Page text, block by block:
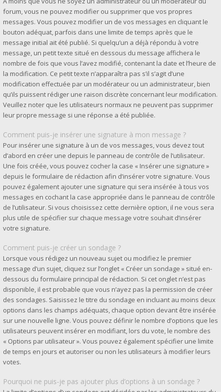
forum, vous ne pouvez modifier ou supprimer que vos propres
messages. Vous pouvez modifier un de vos messages en cliquant le
bouton adéquat, parfois dans une limite de temps après que le
message initial ait été publié. Si quelqu’un a déjà répondu à votre
message, un petit texte situé en dessous du message affichera le
nombre de fois que vous l’avez modifié, contenant la date et l’heure de
la modification. Ce petit texte n’apparaîtra pas s’il s’agit d’une
modification effectuée par un modérateur ou un administrateur, bien
qu’ils puissent rédiger une raison discrète concernant leur modification.
Veuillez noter que les utilisateurs normaux ne peuvent pas supprimer
leur propre message si une réponse a été publiée.
Comment puis-je insérer une signature à mon message ?
Pour insérer une signature à un de vos messages, vous devez tout
d’abord en créer une depuis le panneau de contrôle de l’utilisateur.
Une fois créée, vous pouvez cocher la case « Insérer une signature »
depuis le formulaire de rédaction afin d’insérer votre signature. Vous
pouvez également ajouter une signature qui sera insérée à tous vos
messages en cochant la case appropriée dans le panneau de contrôle
de l’utilisateur. Si vous choisissez cette dernière option, il ne vous sera
plus utile de spécifier sur chaque message votre souhait d’insérer
votre signature.
Comment puis-je créer un sondage ?
Lorsque vous rédigez un nouveau sujet ou modifiez le premier
message d’un sujet, cliquez sur l’onglet « Créer un sondage » situé en-
dessous du formulaire principal de rédaction. Si cet onglet n’est pas
disponible, il est probable que vous n’ayez pas la permission de créer
des sondages. Saisissez le titre du sondage en incluant au moins deux
options dans les champs adéquats, chaque option devant être insérée
sur une nouvelle ligne. Vous pouvez définir le nombre d’options que les
utilisateurs peuvent insérer en modifiant, lors du vote, le nombre des
« Options par utilisateur ». Vous pouvez également spécifier une limite
de temps en jours et autoriser ou non les utilisateurs à modifier leurs
votes.
Pourquoi ne puis-je pas ajouter plus d’options à un sondage ?